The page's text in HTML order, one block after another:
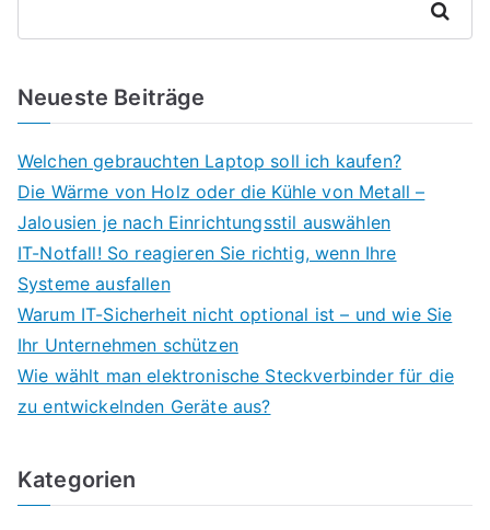
Suchen
Neueste Beiträge
Welchen gebrauchten Laptop soll ich kaufen?
Die Wärme von Holz oder die Kühle von Metall –
Jalousien je nach Einrichtungsstil auswählen
IT-Notfall! So reagieren Sie richtig, wenn Ihre
Systeme ausfallen
Warum IT-Sicherheit nicht optional ist – und wie Sie
Ihr Unternehmen schützen
Wie wählt man elektronische Steckverbinder für die
zu entwickelnden Geräte aus?
Kategorien